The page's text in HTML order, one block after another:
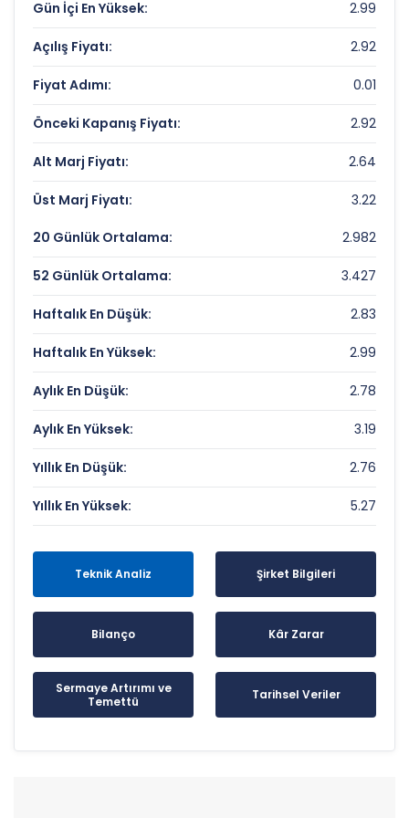
HEKTAS Rekorlar ve Önemli Seviyeler
Bugün Gördüğü En Yüksek Fiyat:
Son 1 Yılın Zirvesi:
5.27 TL
Son 1 Yılın Dibi:
2.76 TL
Gün İçi En Yüksek: 2.99
Açılış Fiyatı: 2.92
Fiyat Adımı: 0.01
Önceki Kapanış Fiyatı: 2.92
Alt Marj Fiyatı: 2.64
Üst Marj Fiyatı: 3.22
20 Günlük Ortalama: 2.982
52 Günlük Ortalama: 3.427
Haftalık En Düşük: 2.83
Haftalık En Yüksek: 2.99
Aylık En Düşük: 2.78
Aylık En Yüksek: 3.19
Yıllık En Düşük: 2.76
Yıllık En Yüksek: 5.27
Teknik Analiz Şirket Bilgileri
Bilanço Kâr Zarar
Sermaye Artırımı ve
Temettü
Tarihsel Veriler